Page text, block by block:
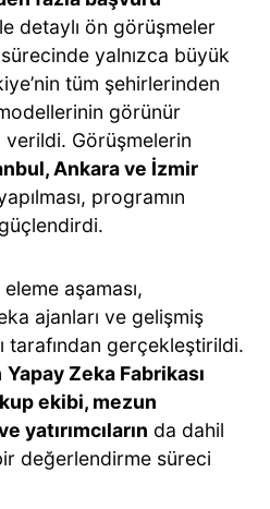
detaylı ön görüşmeler
yalnızca büyük
tüm şehirlerinden
görünür
verildi. Görüşmelerin
Ankara ve İzmir
programın
güçlendirdi.
aşaması,
ajanları ve gelişmiş
tarafından gerçekleştirildi.
Yapay Zeka Fabrikası
ekibi, mezun
yatırımcıların da dahil
değerlendirme süreci